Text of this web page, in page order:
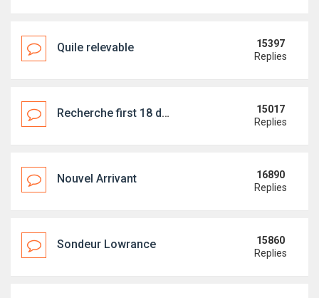
Quile relevable
15397
Replies
Recherche first 18 dériveur
15017
Replies
Nouvel Arrivant
16890
Replies
Sondeur Lowrance
15860
Replies